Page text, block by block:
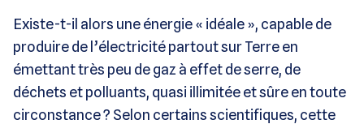
Existe-t-il alors une énergie « idéale », capable de
produire de l’électricité partout sur Terre en
émettant très peu de gaz à effet de serre, de
déchets et polluants, quasi illimitée et sûre en toute
circonstance ? Selon certains scientifiques, cette